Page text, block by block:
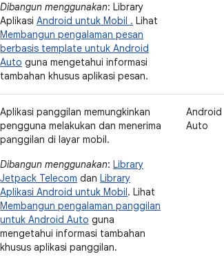
Dibangun menggunakan: Library
Aplikasi Android untuk Mobil . Lihat
Membangun pengalaman pesan
berbasis template untuk Android
Auto guna mengetahui informasi
tambahan khusus aplikasi pesan.
Aplikasi panggilan memungkinkan
pengguna melakukan dan menerima
panggilan di layar mobil.
Dibangun menggunakan: Library
Jetpack Telecom dan Library
Aplikasi Android untuk Mobil. Lihat
Membangun pengalaman panggilan
untuk Android Auto guna
mengetahui informasi tambahan
khusus aplikasi panggilan.
Android
Auto